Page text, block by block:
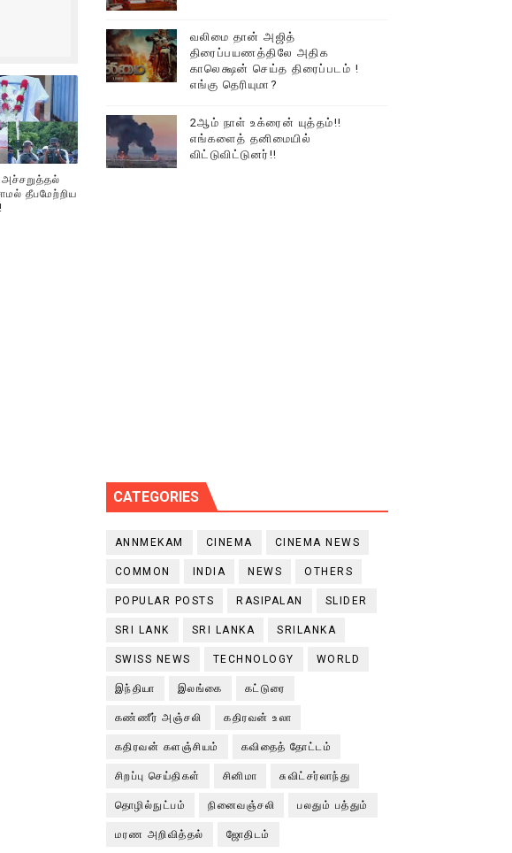
அன்புரிமையோடு அழைக்கின்றோம்.
தீபமேற்றிய
வலிமை தான் அஜித்
திரைப்பயணத்திலே அதிக
காலெக்ஷன் செய்த திரைப்படம் !
எங்கு தெரியுமா?
2ஆம் நாள் உக்ரைன் யுத்தம்!!
எங்களைத் தனிமையில்
விட்டுவிட்டுனர்!!
CATEGORIES
ANNMEKAM CINEMA CINEMA NEWS
COMMON INDIA NEWS OTHERS
POPULAR POSTS RASIPALAN SLIDER
SRI LANK SRI LANKA SRILANKA
SWISS NEWS TECHNOLOGY WORLD
இந்தியா இலங்கை கட்டுரை
கண்ணீர் அஞ்சலி கதிரவன் உலா
கதிரவன் களஞ்சியம் கவிதைத் தோட்டம்
சிறப்பு செய்திகள் சினிமா சுவிட்சர்லாந்து
தொழில்நுட்பம் நினைவஞ்சலி பலதும் பத்தும்
மரண அறிவித்தல் ஜோதிடம்